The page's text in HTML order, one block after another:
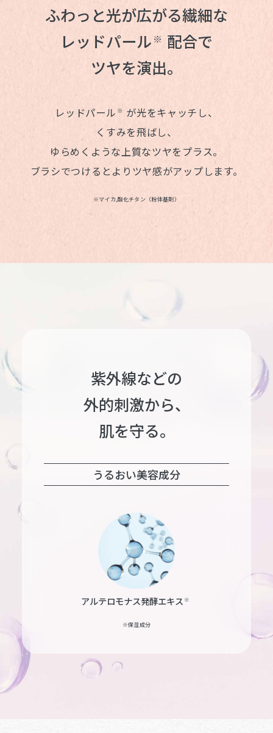
ふわっと光が広がる繊細な
レッドパール ※ 配合で
ツヤを演出。
レッドパール ※ が光をキャッチし、
くすみを飛ばし、
ゆらめくような上質なツヤをプラス。
ブラシでつけるとよりツヤ感がアップします。
※マイカ,酸化チタン（粉体基剤）
紫外線などの
外的刺激から、
肌を守る。
うるおい美容成分
アルテロモナス発酵エキス ※
※保湿成分